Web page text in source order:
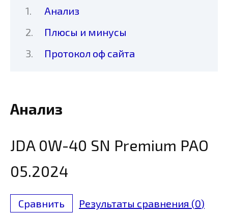
Анализ
Плюсы и минусы
Протокол оф сайта
Анализ
JDA 0W-40 SN Premium PAO
05.2024
Сравнить Результаты сравнения (0)